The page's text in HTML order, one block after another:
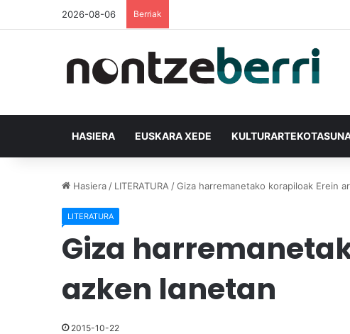
2026-08-06 Berriak
HASIERA EUSKARA XEDE
Hasiera / LITERATURA /Giza harremanetako korapiloak Erein
LITERATURA
Giza
azken lanetan
2015-10-22